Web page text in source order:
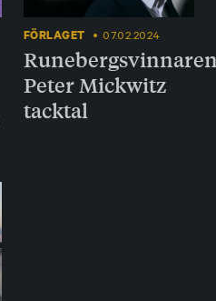
FÖRLAGET 07.02.2024
Peter Mickwitz
tacktal